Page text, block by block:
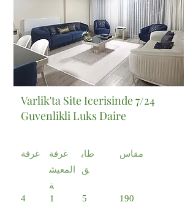
Varlik'ta Site Icerisinde 7/24
Guvenlikli Luks Daire
غرفة
4
غرفة
المعيش
ة
1
طاب
ق
5
مقاس
190